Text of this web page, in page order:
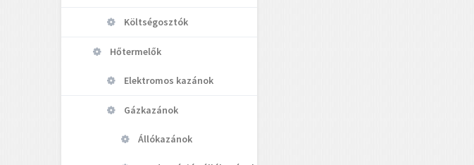
Költségosztók
Hőtermelők
Elektromos kazánok
Gázkazánok
Állókazánok